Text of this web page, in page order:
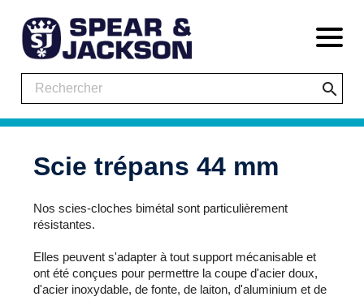
search
Scie trépans 44 mm
Nos scies-cloches bimétal sont particulièrement
résistantes.
Elles peuvent s'adapter à tout support mécanisable et
ont été conçues pour permettre la coupe d'acier doux,
d'acier inoxydable, de fonte, de laiton, d'aluminium et de